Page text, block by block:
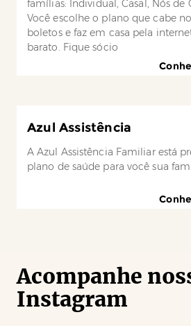
famílias: Individual, Casal, Nós de
Você escolhe o plano que cabe
boletos e faz em casa pela
barato. Fique sócio
Azul Assistência
A Azul Assistência Familiar está
plano de saúde para você sua
Acompanhe
Instagram